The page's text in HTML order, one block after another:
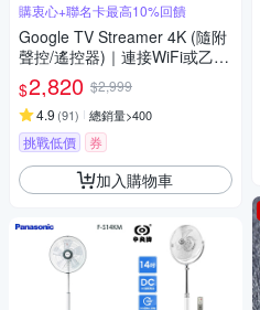
購衷心+聯名卡最高10%回饋
Google TV Streamer 4K (隨附
聲控/遙控器)｜連接WiFi或乙太
網路｜Dolby Atmos｜Matter智
慧串聯｜安裝App播放Netflix/Di
sney+/Youtube
$2,820 $2,999
4.9 (91) 總銷量>400
挑戰低價 券
加入購物車